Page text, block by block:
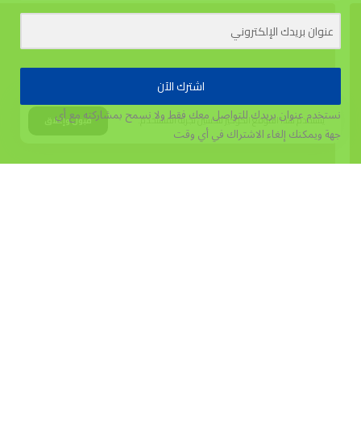
يستخدم هذا الموقع الكوكيز لتحسين تجربة المستخدم. قبول وإغلاق
اشترك الآن
نستخدم عنوان بريدك للتواصل معك فقط ولا نسمح بمشاركته مع أي
جهةويمكنك إلغاء الاشتراك في أي وقت